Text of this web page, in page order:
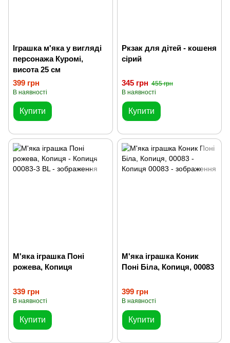
Іграшка м'яка у вигляді
персонажа Куромі,
висота 25 см
399 грн
В наявності
Купити
Ркзак для дітей - кошеня
сірий
345 грн 455 грн
В наявності
Купити
М'яка іграшка Поні
рожева, Копиця
339 грн
В наявності
Купити
М'яка іграшка Коник
Поні Біла, Копиця, 00083
399 грн
В наявності
Купити